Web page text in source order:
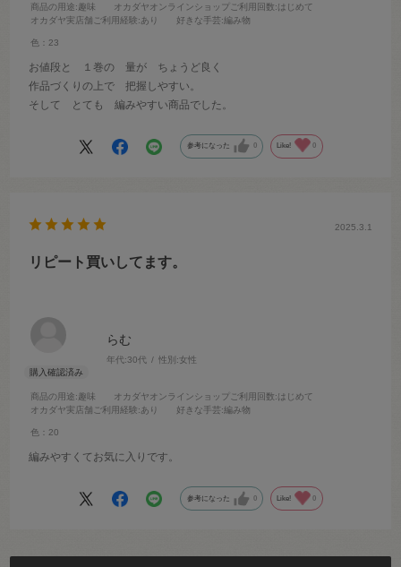
商品の用途:趣味 オカダヤオンラインショップご利用回数:はじめて
オカダヤ実店舗ご利用経験:あり 好きな手芸:編み物
色：23
お値段と １巻の 量が ちょうど良く
作品づくりの上で 把握しやすい。
そして とても 編みやすい商品でした。
参考になった 0 Like! 0
らむ
年代:30代 性別:女性
商品の用途:趣味 オカダヤオンラインショップご利用回数:はじめて
オカダヤ実店舗ご利用経験:あり 好きな手芸:編み物
色：20
2025.3.1
リピート買いしてます。
編みやすくてお気に入りです。
参考になった 0 Like! 0